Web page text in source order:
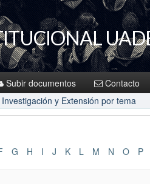
Subir documentos Contacto
y Extensión por tema
G H I J K L M N O P